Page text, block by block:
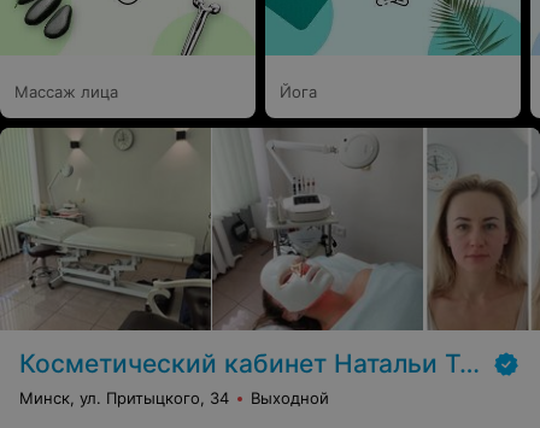
Массаж лица Йога
Косметический кабинет Натальи Торопович
Минск, ул. Притыцкого, 34 Выходной